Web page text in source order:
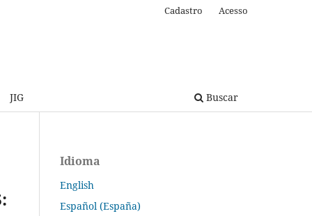
JIG Buscar
Cadastro Acesso
Idioma
English
Español (España)